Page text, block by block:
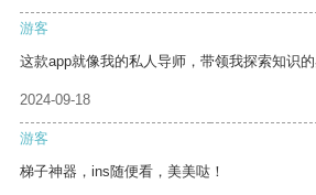
游客
这款app就像我的私人导师，带领我探索知识的
2024-09-18
游客
梯子神器，ins随便看，美美哒！